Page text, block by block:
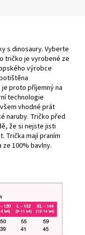
s dinosaury. Vyberte
tričko je vyrobené ze
výrobce
proto příjemný na
technologie
vhodné prát
naruby. Tričko před
že si nejste jisti
Trička mají praním
100% bavlny.